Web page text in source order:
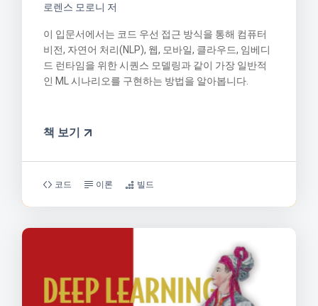
로렌스 모로니 저
이 입문서에서는 코드 우선 접근 방식을 통해 컴퓨터
비전, 자연어 처리(NLP), 웹, 모바일, 클라우드, 임베디
드 런타임을 위한 시퀀스 모델링과 같이 가장 일반적
인 ML 시나리오를 구현하는 방법을 알아봅니다.
책 보기
코드 이론 빌드